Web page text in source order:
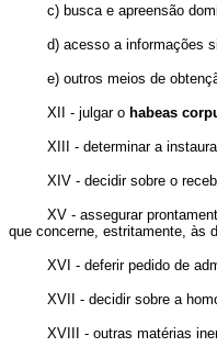
c) busca e apreensão
d) acesso a informações
e) outros meios de
XII - julgar o habeas
XIII - determinar a
XIV - decidir sobre o
XV - assegurar
que concerne, estritamente,
XVI - deferir pedido de
XVII - decidir sobre a
XVIII - outras matérias